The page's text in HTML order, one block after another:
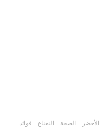
الأخضر الصحة النعناع فوائد